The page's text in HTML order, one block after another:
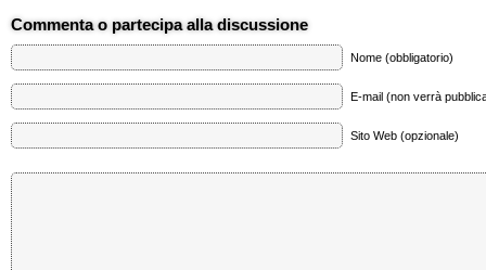
Commenta o partecipa alla discussione
Nome (obbligatorio)
E-mail (non verrà
Sito Web (opzionale)